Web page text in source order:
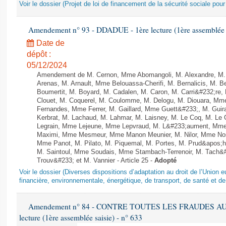
Voir le dossier (Projet de loi de financement de la sécurité sociale pour
Amendement n° 93 - DDADUE - 1ère lecture (1ère
Date de
dépôt :
05/12/2024
Amendement de M. Cernon, Mme Abomangoli, M. Alexandre,
Arenas, M. Arnault, Mme Belouassa-Cherifi, M. Bernalicis, M.
Boumertit, M. Boyard, M. Cadalen, M. Caron, M.
Clouet, M. Coquerel, M. Coulomme, M. Delogu, M. Diouara,
Fernandes, Mme Ferrer, M. Gaillard, Mme Guett&#233;, M.
Kerbrat, M. Lachaud, M. Lahmar, M. Laisney, M. Le Coq, M. Le
Legrain, Mme Lejeune, Mme Lepvraud, M. L&#233;aument,
Maximi, Mme Mesmeur, Mme Manon Meunier, M. Nilor, Mme
Mme Panot, M. Pilato, M. Piquemal, M. Portes, M.
M. Saintoul, Mme Soudais, Mme Stambach-Terrenoir, M.
Trouv&#233; et M. Vannier - Article 25 - Adopté
Voir le dossier (Diverses dispositions d’adaptation au droit de l’Union
financière, environnementale, énergétique, de transport, de santé et
Amendement n° 84 - CONTRE TOUTES LES FRAUDES
lecture (1ère assemblée saisie) - n° 633